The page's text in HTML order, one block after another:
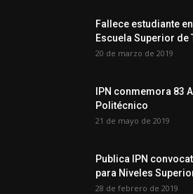
Fallece estudiante
Escuela Superior de
20 de marzo de 2019
IPN conmemora 83
Politécnico
21 de mayo de 2019
Publica IPN
para Niveles
28 de febrero de 2019